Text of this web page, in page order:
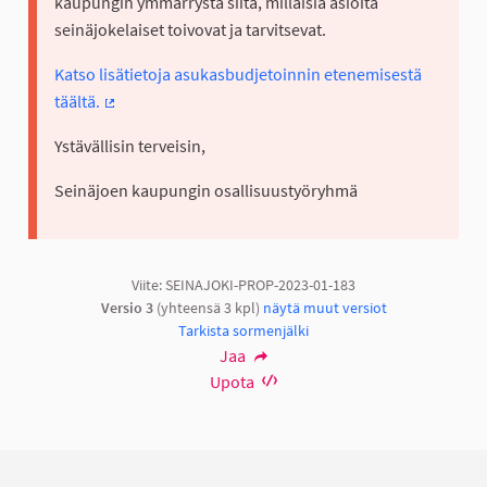
seinäjokelaiset toivovat ja tarvitsevat.
Katso lisätietoja asukasbudjetoinnin etenemisestä
täältä.
Ystävällisin terveisin,
Seinäjoen kaupungin osallisuustyöryhmä
Viite: SEINAJOKI-PROP-2023-01-183
Versio 3(yhteensä 3 kpl) näytä muut versiot
Tarkista sormenjälki
Jaa
Upota